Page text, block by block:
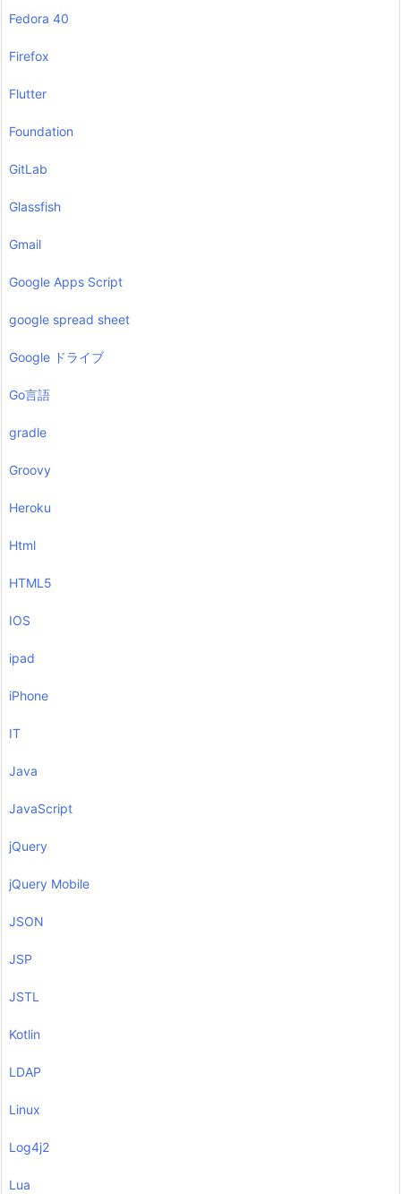
Fedora 40
Firefox
Flutter
Foundation
GitLab
Glassfish
Gmail
Google Apps Script
google spread sheet
Google ドライブ
Go言語
gradle
Groovy
Heroku
Html
HTML5
IOS
ipad
iPhone
IT
Java
JavaScript
jQuery
jQuery Mobile
JSON
JSP
JSTL
Kotlin
LDAP
Linux
Log4j2
Lua